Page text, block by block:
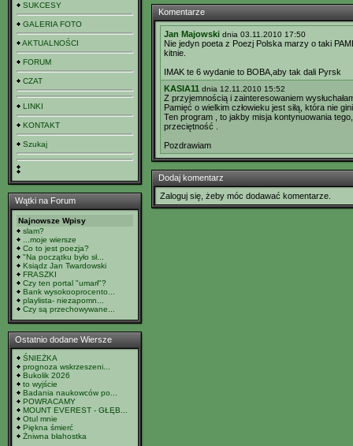
SUKCESY
GALERIA FOTO
AKTUALNOŚCI
FORUM
CZAT
LINKI
KONTAKT
Szukaj
Wątki na Forum
Najnowsze Wpisy
slam?
...moje wiersze
Co to jest poezja?
"Na początku było sł...
Ksiądz Jan Twardowski
FRASZKI
Czy ten portal "umarł"?
Bank wysokooprocento...
playlista- niezapomn...
Czy są przechowywane...
Ostatnio dodane Wiersze
ŚNIEŻKA
prognoza wskrzeszeni...
Bukolik 2026
to wyjście
Badania naukowców po...
POWRACAMY
MOUNT EVEREST - GŁĘB...
Otul mnie
Piękna śmierć
Żniwna błahostka
Komentarze
Jan Majowski dnia 03.11.2010 17:50
Nie jedyn poeta z Poezj Polska marzy o taki
kitnie.
IMAK te 6 wydanie to BOBA,aby tak dali Pyrsk
KASIA11 dnia 12.11.2010 15:52
Z przyjemnością i zainteresowaniem
Pamięć o wielkim człowieku jest siłą, która nie
Ten program , to jakby misja kontynuowania
przeciętność .
Pozdrawiam
Dodaj komentarz
Zaloguj się, żeby móc dodawać komentarze.